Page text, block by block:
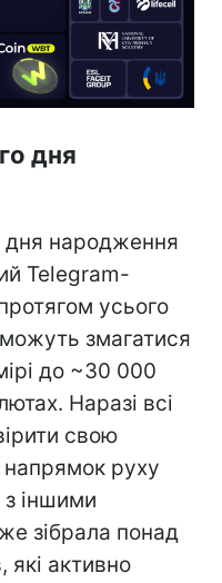
дня
дня народження
Telegram-
усього
змагатися
до ~30 000
Наразі всі
свою
напрямок руху
з іншими
зібрала понад
які активно